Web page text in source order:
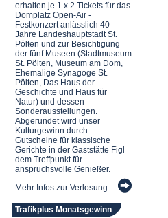
erhalten je 1 x 2 Tickets für das
Domplatz Open-Air -
Festkonzert anlässlich 40
Jahre Landeshauptstadt St.
Pölten und zur Besichtigung
der fünf Museen (Stadtmuseum
St. Pölten, Museum am Dom,
Ehemalige Synagoge St.
Pölten, Das Haus der
Geschichte und Haus für
Natur) und dessen
Sonderausstellungen.
Abgerundet wird unser
Kulturgewinn durch
Gutscheine für klassische
Gerichte in der Gaststätte Figl
dem Treffpunkt für
anspruchsvolle Genießer.
Mehr Infos zur Verlosung
Trafikplus Monatsgewinn